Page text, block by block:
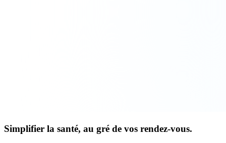
Simplifier la santé, au gré de vos rendez-vous.